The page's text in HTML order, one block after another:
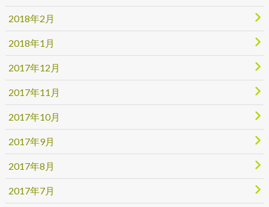
2018年2月
2018年1月
2017年12月
2017年11月
2017年10月
2017年9月
2017年8月
2017年7月